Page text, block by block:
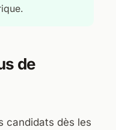
de
candidats dès les